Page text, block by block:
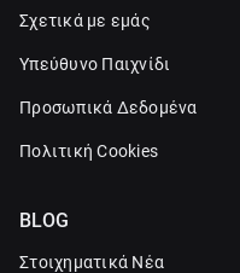
Σχετικά με εμάς
Υπεύθυνο Παιχνίδι
Προσωπικά Δεδομένα
Πολιτική Cookies
BLOG
Στοιχηματικά Νέα